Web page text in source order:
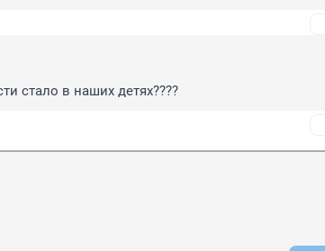
стало в наших детях????